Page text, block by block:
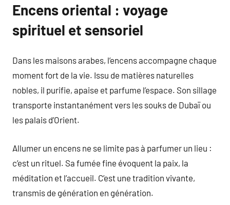
Encens oriental : voyage
spirituel et sensoriel
Dans les maisons arabes, l’encens accompagne chaque
moment fort de la vie. Issu de matières naturelles
nobles, il purifie, apaise et parfume l’espace. Son sillage
transporte instantanément vers les souks de Dubaï ou
les palais d’Orient.
Allumer un encens ne se limite pas à parfumer un lieu :
c’est un rituel. Sa fumée fine évoquent la paix, la
méditation et l’accueil. C’est une tradition vivante,
transmis de génération en génération.